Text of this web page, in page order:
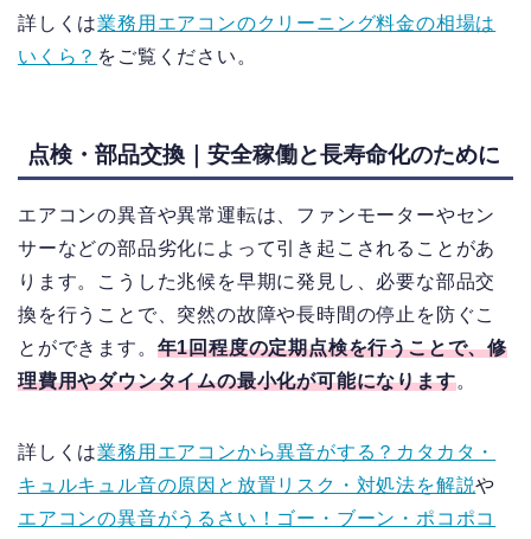
詳しくは業務用エアコンのクリーニング料金の相場は
いくら？ をご覧ください。
点検・部品交換｜安全稼働と長寿命化のために
エアコンの異音や異常運転は、ファンモーターやセン
サーなどの部品劣化によって引き起こされることがあ
ります。こうした兆候を早期に発見し、必要な部品交
換を行うことで、突然の故障や長時間の停止を防ぐこ
とができます。 年1回程度の定期点検を行うことで、修
理費用やダウンタイムの最小化が可能になります。
詳しくは業務用エアコンから異音がする？カタカタ・
キュルキュル音の原因と放置リスク・対処法を解説や
エアコンの異音がうるさい！ゴー・ブーン・ポコポコ